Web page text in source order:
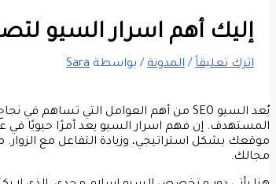
إليك أهم اسرار السيو​ لتصبح رقم 1 على جوجل
اترك تعليقاً /المدونة / بواسطة Sara
يُعد السيو SEO من أهم العوامل التي تساهم في نجاح المواقع الرقمية، حيث
المستهدف. إن فهم اسرار السيو​ يعد أمرًا حيويًا في
موقعك بشكل استراتيجي، وزيادة التفاعل مع
مجالك.